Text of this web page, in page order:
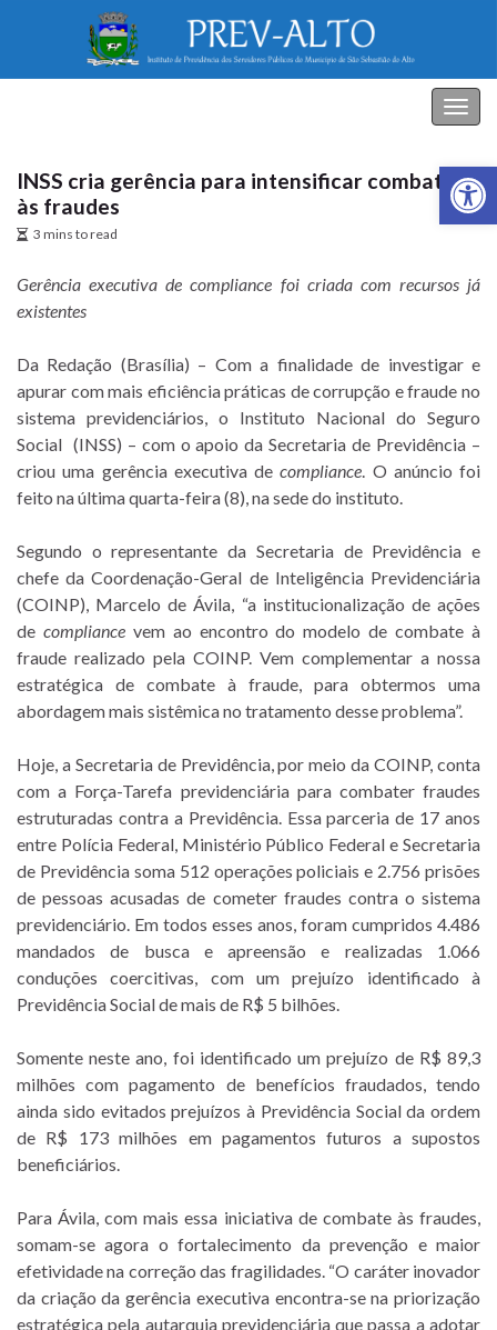
Abrir
INSS cria gerência para intensificar combate
às fraudes
3 mins to read
Gerência executiva de compliance foi criada com recursos já
existentes
Da Redação (Brasília) – Com a finalidade de investigar e
apurar com mais eficiência práticas de corrupção e fraude no
sistema previdenciários, o Instituto Nacional do Seguro
Social (INSS) – com o apoio da Secretaria de Previdência –
criou uma gerência executiva decompliance. O anúncio foi
feito na última quarta-feira (8), na sede do instituto.
Segundo o representante da Secretaria de Previdência e
chefe da Coordenação-Geral de Inteligência Previdenciária
(COINP), Marcelo de Ávila, “a institucionalização de ações
de compliancevem ao encontro do modelo de combate à
fraude realizado pela COINP. Vem complementar a nossa
estratégica de combate à fraude, para obtermos uma
abordagem mais sistêmica no tratamento desse problema”.
Hoje, a Secretaria de Previdência, por meio da COINP, conta
com a Força-Tarefa previdenciária para combater fraudes
estruturadas contra a Previdência. Essa parceria de 17 anos
entre Polícia Federal, Ministério Público Federal e Secretaria
de Previdência soma 512 operações policiais e 2.756 prisões
de pessoas acusadas de cometer fraudes contra o sistema
previdenciário. Em todos esses anos, foram cumpridos 4.486
mandados de busca e apreensão e realizadas 1.066
conduções coercitivas, com um prejuízo identificado à
Previdência Social de mais de R$ 5 bilhões.
Somente neste ano, foi identificado um prejuízo de R$ 89,3
milhões com pagamento de benefícios fraudados, tendo
ainda sido evitados prejuízos à Previdência Social da ordem
de R$ 173 milhões em pagamentos futuros a supostos
beneficiários.
Para Ávila, com mais essa iniciativa de combate às fraudes,
somam-se agora o fortalecimento da prevenção e maior
efetividade na correção das fragilidades. “O caráter inovador
da criação da gerência executiva encontra-se na priorização
estratégica pela autarquia previdenciária que passa a adotar